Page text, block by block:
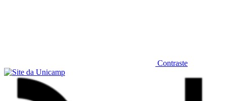
Contraste